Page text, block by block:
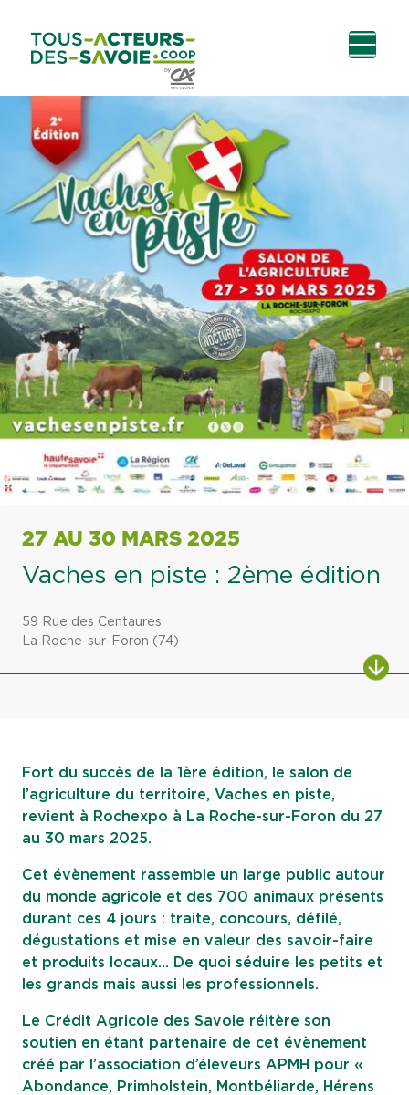
contenu
principal
27 AU 30 MARS 2025
Vaches en piste : 2ème édition
59 Rue des Centaures
La Roche-sur-Foron (74)
Fort du succès de la 1ère édition, le salon de
l’agriculture du territoire, Vaches en piste,
revient à Rochexpo à La Roche-sur-Foron du 27
au 30 mars 2025.
Cet évènement rassemble un large public autour
du monde agricole et des 700 animaux présents
durant ces 4 jours : traite, concours, défilé,
dégustations et mise en valeur des savoir-faire
et produits locaux… De quoi séduire les petits et
les grands mais aussi les professionnels.
Le Crédit Agricole des Savoie réitère son
soutien en étant partenaire de cet évènement
créé par l’association d’éleveurs APMH pour «
Abondance, Primholstein, Montbéliarde, Hérens